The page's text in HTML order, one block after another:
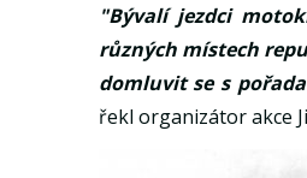
"Bývalí jezdci
různých místech
domluvit se s
řekl organizátor akce